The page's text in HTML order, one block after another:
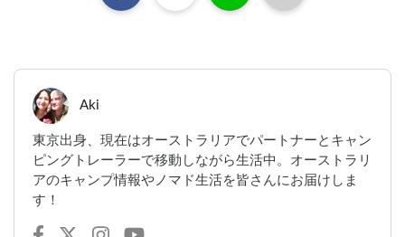
Aki
東京出身、現在はオーストラリアでパートナーとキャン
ピングトレーラーで移動しながら生活中。オーストラリ
アのキャンプ情報やノマド生活を皆さんにお届けしま
す！